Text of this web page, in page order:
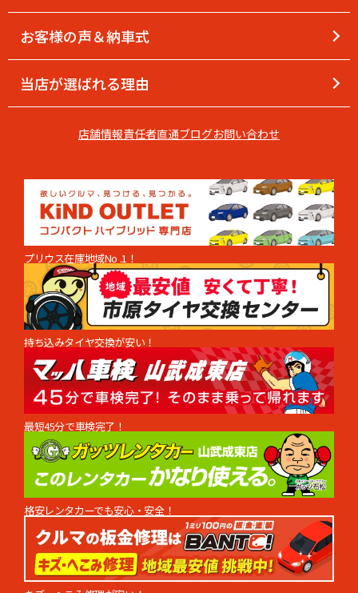
お客様の声＆納車式
当店が選ばれる理由
店舗情報責任者直通ブログお問い合わせ
プリウス在庫地域No .1！
持ち込みタイヤ交換が安い！
最短45分で車検完了！
格安レンタカーでも安心・安全！